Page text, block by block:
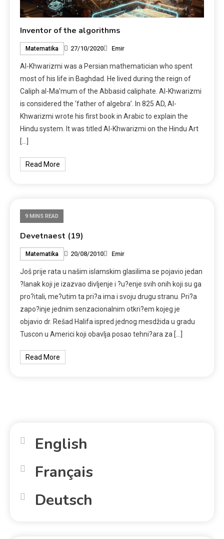
Inventor of the algorithms
Matematika 27/10/2020 Emir
Al-Khwarizmi was a Persian mathematician who spent
most of his life in Baghdad. He lived during the reign of
Caliph al-Ma’mum of the Abbasid caliphate. Al-Khwarizmi
is considered the ‘father of algebra’. In 825 AD, Al-
Khwarizmi wrote his first book in Arabic to explain the
Hindu system. It was titled Al-Khwarizmi on the Hindu Art
[…]
Read More
9 MINS READ
Devetnaest (19)
Matematika 20/08/2010 Emir
Još prije rata u našim islamskim glasilima se pojavio jedan
?lanak koji je izazvao divljenje i ?u?enje svih onih koji su ga
pro?itali, me?utim ta pri?a ima i svoju drugu stranu. Pri?a
zapo?inje jednim senzacionalnim otkri?em kojeg je
objavio dr. Rešad Halifa ispred jednog mesdžida u gradu
Tuscon u Americi koji obavlja posao tehni?ara za […]
Read More
English
Français
Deutsch